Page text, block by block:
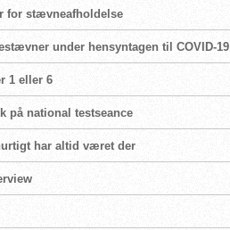
for stævneafholdelse
under hensyntagen til COVID-19
1 eller 6
på national testseance
har altid været der